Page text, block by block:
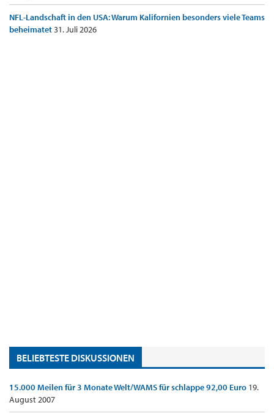
NFL-Landschaft in den USA: Warum Kalifornien besonders viele Teams
beheimatet31. Juli 2026
BELIEBTESTE DISKUSSIONEN
15.000 Meilen für 3 Monate Welt/WAMS für schlappe 92,00 Euro 19.
August 2007